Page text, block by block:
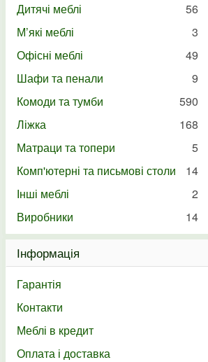
Дитячі меблі
56
М’які меблі
3
Офісні меблі
49
Шафи та пенали
9
Комоди та тумби
590
Ліжка
168
Матраци та топери
5
Комп'ютерні та письмові столи
14
Інші меблі
2
Виробники
14
Інформація
Гарантія
Контакти
Меблі в кредит
Оплата і доставка